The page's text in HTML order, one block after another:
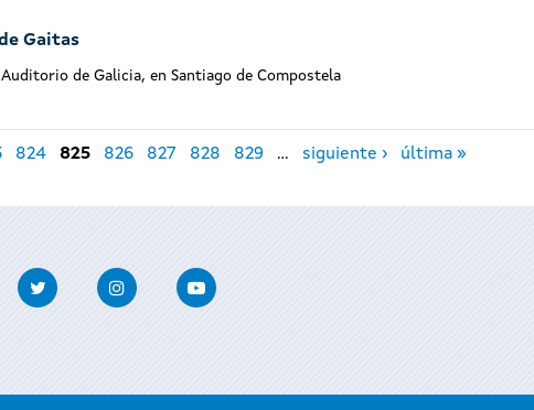
Gaitas
de Galicia, en Santiago de Compostela
824 825 826 827 828 829 … siguiente › última »
Twitter InstagramYoutube